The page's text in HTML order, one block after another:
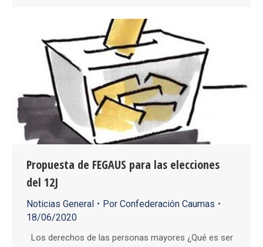
Propuesta de FEGAUS para las elecciones
del 12J
Noticias General Por Confederación Caumas
18/06/2020
Los derechos de las personas mayores ¿Qué es ser